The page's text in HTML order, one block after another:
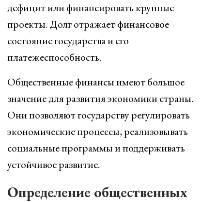
дефицит или финансировать крупные
проекты. Долг отражает финансовое
состояние государства и его
платежеспособность.
Общественные финансы имеют большое
значение для развития экономики страны.
Они позволяют государству регулировать
экономические процессы, реализовывать
социальные программы и поддерживать
устойчивое развитие.
Определение общественных